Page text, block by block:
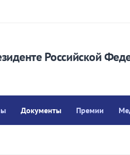
Российской
Документы Премии